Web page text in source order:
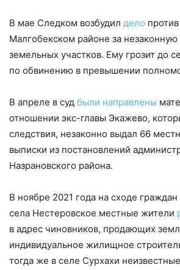
В мае Следком возбудил дело
Малгобекском районе за
земельных участков. Ему грозит до
по обвинению в превышении
В апреле в суд были направлены
отношении экс-главы Экажево,
следствия, незаконно выдал 66
выписки из постановлений
Назрановского района.
В ноябре 2021 года на сходе
села Нестеровское местные жители
в адрес чиновников, продающих
индивидуальное жилищное
тогда же в селе Сурхахи неизвестные